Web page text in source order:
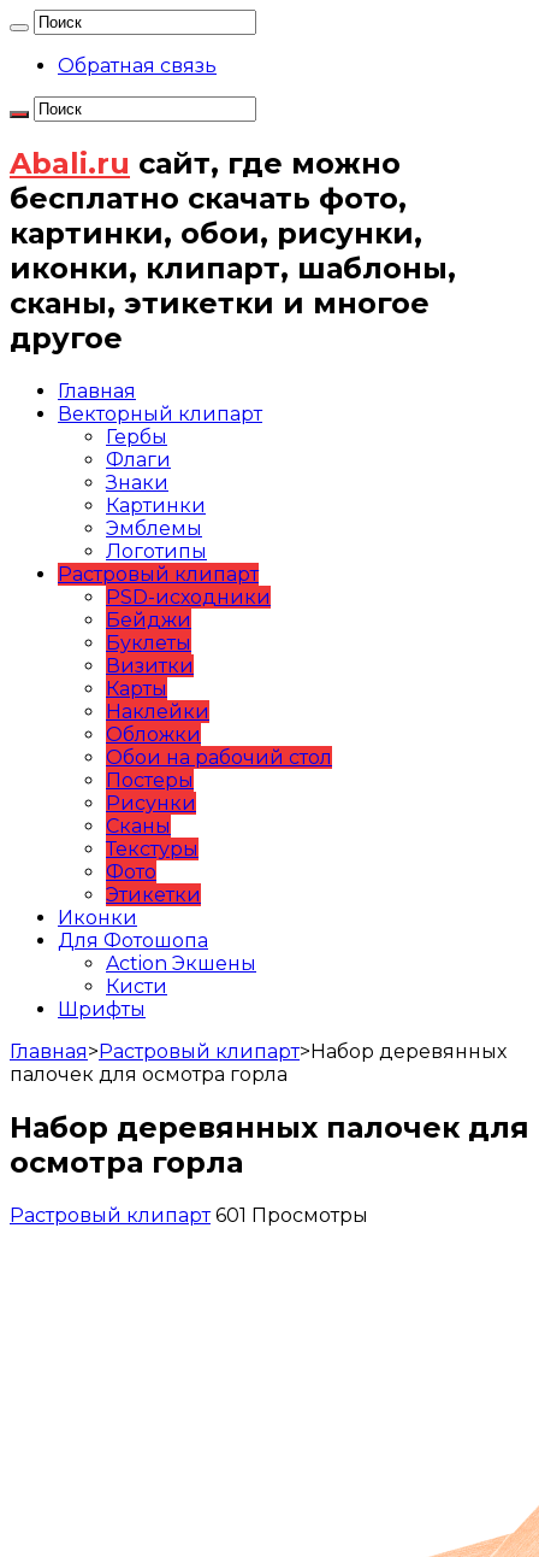
Обратная связь
Abali.ru сайт, где можно
бесплатно скачать фото,
картинки, обои, рисунки,
иконки, клипарт, шаблоны,
сканы, этикетки и многое
другое
Главная
Векторный клипарт
Гербы
Флаги
Знаки
Картинки
Эмблемы
Логотипы
Растровый клипарт
PSD-исходники
Бейджи
Буклеты
Визитки
Карты
Наклейки
Обложки
Обои на рабочий стол
Постеры
Рисунки
Сканы
Текстуры
Фото
Этикетки
Иконки
Для Фотошопа
Action Экшены
Кисти
Шрифты
Главная>Растровый клипарт>Набор деревянных
палочек для осмотра горла
Набор деревянных палочек для
осмотра горла
Растровый клипарт 601 Просмотры